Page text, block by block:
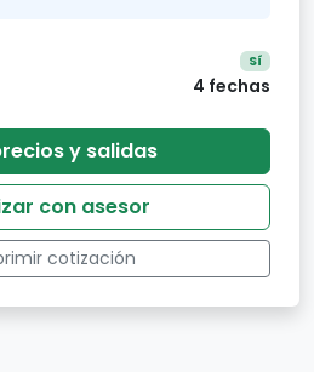
Sí
4 fechas
y salidas
con asesor
cotización